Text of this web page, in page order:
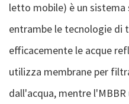
letto mobile) è un sistema
entrambe le tecnologie
efficacemente le acque
utilizza membrane per
dall'acqua, mentre